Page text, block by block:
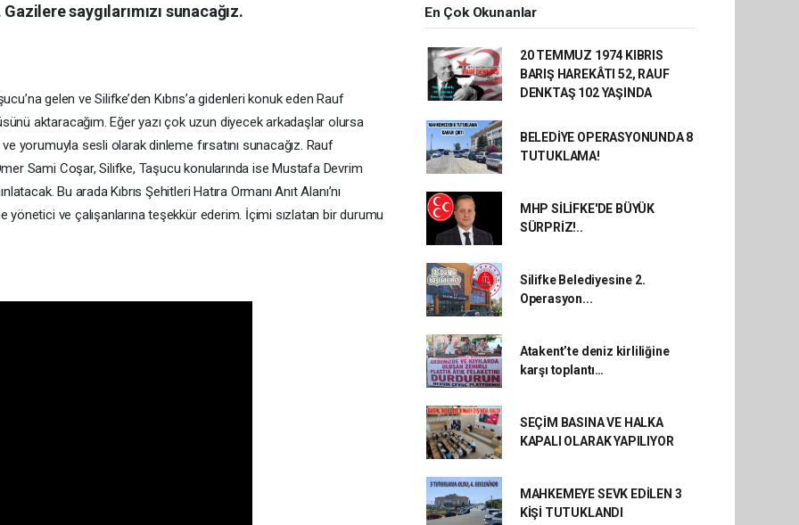
saygılarımızı sunacağız.
gelen ve Silifke’den Kıbrıs’a gidenleri konuk eden Rauf
aktaracağım. Eğer yazı çok uzun diyecek arkadaşlar olursa
yorumuyla sesli olarak dinleme fırsatını sunacağız. Rauf
Sami Coşar, Silifke, Taşucu konularında ise Mustafa Devrim
Bu arada Kıbrıs Şehitleri Hatıra Ormanı Anıt Alanı’nı
yönetici ve çalışanlarına teşekkür ederim. İçimi sızlatan bir durumu
En Çok Okunanlar
20 TEMMUZ 1974 KIBRIS
BARIŞ HAREKÂTI 52, RAUF
DENKTAŞ 102 YAŞINDA
BELEDİYE OPERASYONUNDA 8
TUTUKLAMA!
MHP SİLİFKE'DE BÜYÜK
SÜRPRİZ!..
Silifke Belediyesine 2.
Operasyon...
Atakent’te deniz kirliliğine
karşı toplantı…
SEÇİM BASINA VE HALKA
KAPALI OLARAK YAPILIYOR
MAHKEMEYE SEVK EDİLEN 3
KİŞİ TUTUKLANDI